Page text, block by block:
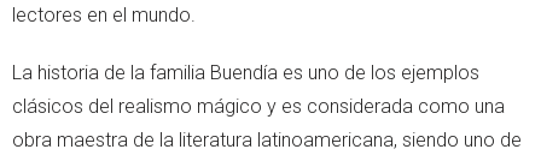
lectores en el mundo.
La historia de la familia Buendía es uno de los ejemplos
clásicos del realismo mágico y es considerada como una
obra maestra de la literatura latinoamericana, siendo uno de